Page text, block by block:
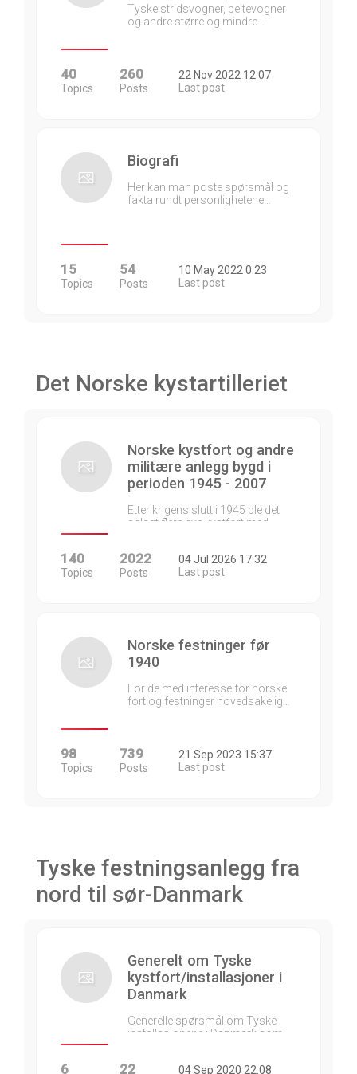
Tyske stridsvogner, beltevogner
og andre større og mindre…
40
Topics
260
Posts
22 Nov 2022 12:07
Last post
Biografi
Her kan man poste spørsmål og
fakta rundt personlighetene…
15
Topics
54
Posts
10 May 2022 0:23
Last post
Det Norske kystartilleriet
Norske kystfort og andre
militære anlegg bygd i
perioden 1945 - 2007
Etter krigens slutt i 1945 ble det
anlagt flere nye kystfort med…
140
Topics
2022
Posts
04 Jul 2026 17:32
Last post
Norske festninger før
1940
For de med interesse for norske
fort og festninger hovedsakelig…
98
Topics
739
Posts
21 Sep 2023 15:37
Last post
Tyske festningsanlegg fra
nord til sør-Danmark
Generelt om Tyske
kystfort/installasjoner i
Danmark
Generelle spørsmål om Tyske
installasjonene i Danmark som…
6 22
04 Sep 2020 22:08